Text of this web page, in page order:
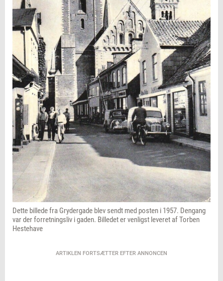
Dette billede fra Grydergade blev sendt med posten i 1957. Dengang
var der forretningsliv i gaden. Billedet er venligst leveret af Torben
Hestehave
ARTIKLEN FORTSÆTTER EFTER ANNONCEN